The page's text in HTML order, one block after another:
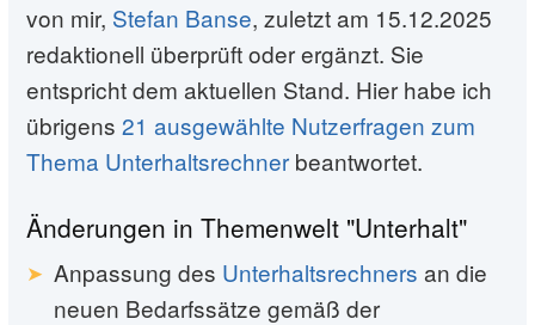
von mir, Stefan Banse, zuletzt am 15.12.2025
redaktionell überprüft oder ergänzt. Sie
entspricht dem aktuellen Stand. Hier habe ich
übrigens 21 ausgewählte Nutzerfragen zum
Thema Unterhaltsrechner beantwortet.
Änderungen in Themenwelt "Unterhalt"
Anpassung des Unterhaltsrechners an die
neuen Bedarfssätze gemäß der